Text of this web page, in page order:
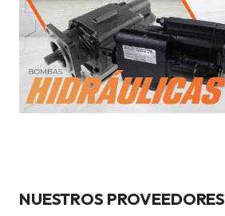
NUESTROS PROVEEDORES